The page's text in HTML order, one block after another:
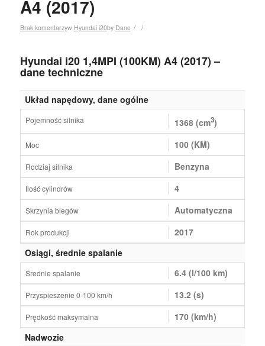
A4 (2017)
Brak komentarzy /
w Hyundai i20 /
by Dane
Hyundai i20 1,4MPI (100KM) A4 (2017) –
dane techniczne
Układ napędowy, dane ogólne
Pojemność silnika 1368 (cm3)
Moc 100 (KM)
Rodziaj silnika Benzyna
Ilość cylindrów 4
Skrzynia biegów Automatyczna
Rok produkcji
2017
Osiągi, średnie spalanie
Średnie spalanie 6.4 (l/100 km)
Przyspieszenie 0-100 km/h 13.2 (s)
Prędkość maksymalna
170 (km/h)
Nadwozie